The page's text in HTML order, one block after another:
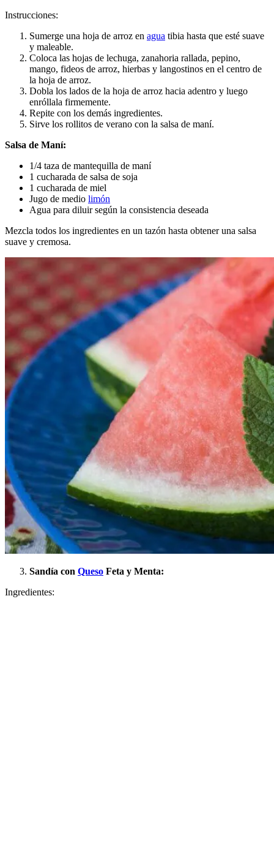
Instrucciones:
Sumerge una hoja de arroz en agua tibia hasta que esté suave
y maleable.
Coloca las hojas de lechuga, zanahoria rallada, pepino,
mango, fideos de arroz, hierbas y langostinos en el centro de
la hoja de arroz.
Dobla los lados de la hoja de arroz hacia adentro y luego
enróllala firmemente.
Repite con los demás ingredientes.
Sirve los rollitos de verano con la salsa de maní.
Salsa de Maní:
1/4 taza de mantequilla de maní
1 cucharada de salsa de soja
1 cucharada de miel
Jugo de medio limón
Agua para diluir según la consistencia deseada
Mezcla todos los ingredientes en un tazón hasta obtener una salsa
suave y cremosa.
Sandía con Queso Feta y Menta:
Ingredientes: